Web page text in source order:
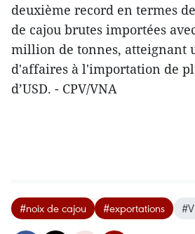
deuxième record en termes
de cajou brutes importées
million de tonnes, atteignant
d'affaires à l'importation de
d’USD. - CPV/VNA
#noix de cajou #exportations